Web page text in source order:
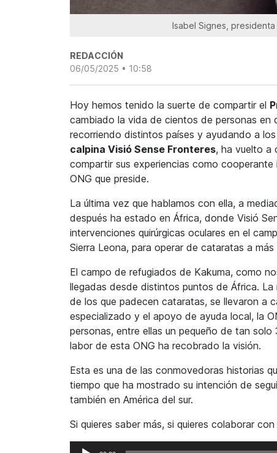
Isabel Signes,
REDACCIÓN
06/05/2025 • 10:58
Hoy hemos tenido la suerte de compartir el
cambiado la vida de cientos de personas en
recorriendo distintos países y ayudando a
calpina Visió Sense Fronteres, ha vuelto a
compartir sus experiencias como
ONG que preside.
La última vez que hablamos con ella, a
después ha estado en África, donde Visió
intervenciones quirúrgicas oculares en el
Sierra Leona, para operar de cataratas a
El campo de refugiados de Kakuma, como
llegadas desde distintos puntos de África. La
de los que padecen cataratas, se llevaron a
especializado y el apoyo de ayuda local, la
personas, entre ellas un pequeño de tan
labor de esta ONG ha recobrado la visión.
Esta es una de las conmovedoras historias
tiempo que ha mostrado su intención de
también en América del sur.
Si quieres saber más, si quieres colaborar
Reproductor